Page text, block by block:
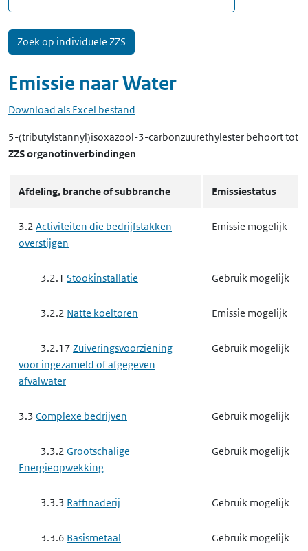
Emissie naarWater
Download als Excel bestand
5-(tributylstannyl)isoxazool-3-carbonzuurethylester behoort tot
ZZS organotinverbindingen
Afdeling, branche of subbranche Emissiestatus
3.2 Activiteiten die bedrijfstakken
overstijgen
Emissie mogelijk
3.2.1 Stookinstallatie Gebruik mogelijk
3.2.2 Natte koeltoren Emissie mogelijk
3.2.17 Zuiveringsvoorziening
voor ingezameld of afgegeven
afvalwater
Gebruik mogelijk
3.3 Complexe bedrijven Gebruik mogelijk
3.3.2 Grootschalige
Energieopwekking
Gebruik mogelijk
3.3.3 Raffinaderij Gebruik mogelijk
3.3.6 Basismetaal Gebruik mogelijk